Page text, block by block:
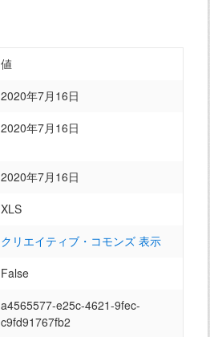
値
2020年7月16日
2020年7月16日
2020年7月16日
XLS
クリエイティブ・コモンズ 表示
False
a4565577-e25c-4621-9fec-
c9fd91767fb2